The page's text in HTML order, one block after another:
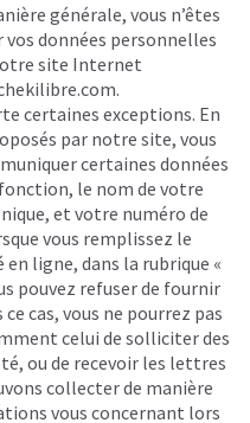
générale, vous n’êtes
données personnelles
site Internet
.
certaines exceptions. En
par notre site, vous
certaines données
le nom de votre
et votre numéro de
vous remplissez le
ligne, dans la rubrique «
pouvez refuser de fournir
cas, vous ne pourrez pas
celui de solliciter des
ou de recevoir les lettres
collecter de manière
vous concernant lors